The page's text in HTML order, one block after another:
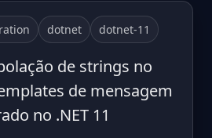
dotnet dotnet-11
de strings no
de mensagem
no .NET 11